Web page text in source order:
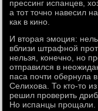
прессинг испанцев,
а тот точно навесил
как в кино.
И вторая эмоция:
вблизи штрафной
нельзя, конечно, но
отправился в
паса почти обернула
Селихова. То кто-то
решил проверить
Но испанцы прощали.